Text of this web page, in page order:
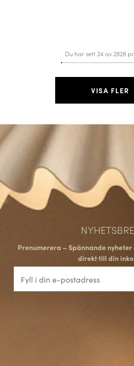
Du har sett 24 av 2828
VISA FLER
Prenumerera – Spännande
direkt till din